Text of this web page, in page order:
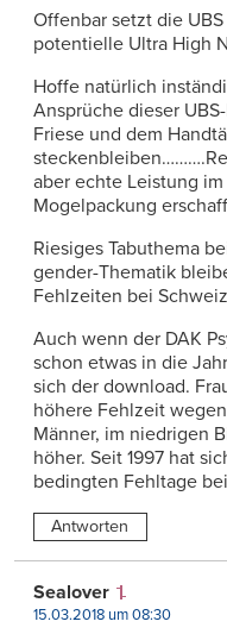
Offenbar setzt die
potentielle Ultra High
Hoffe natürlich
Ansprüche dieser
Friese und dem
aber echte Leistung
Mogelpackung
Riesiges Tabuthema
gender-Thematik
Fehlzeiten bei
Auch wenn der DAK
schon etwas in die
sich der download.
höhere Fehlzeit
Männer, im niedrigen
höher. Seit 1997 hat
bedingten Fehltage
Antworten
Sealover
15.03.2018 um 08:30